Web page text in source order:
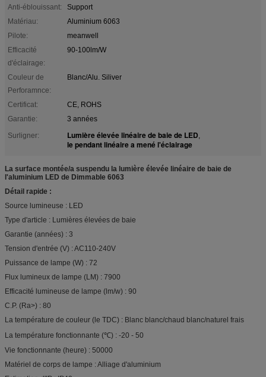
Anti-éblouissant:
Support
Matériau:
Aluminium 6063
Pilote:
meanwell
Efficacité
d'éclairage:
90-100lm/W
Couleur de
Perforamnce:
Blanc/Alu. Siliver
Certificat:
CE, ROHS
Garantie:
3 années
Surligner:
Lumière élevée linéaire de baie de LED,
le pendant linéaire a mené l'éclairage
La surface montée/a suspendu la lumière élevée linéaire de baie de
l'aluminium LED de Dimmable 6063
Détail rapide :
Source lumineuse : LED
Type d'article : Lumières élevées de baie
Garantie (années) : 3
Tension d'entrée (V) : AC110-240V
Puissance de lampe (W) : 72
Flux lumineux de lampe (LM) : 7900
Efficacité lumineuse de lampe (lm/w) : 90
C.P. (Ra>) : 80
La température de couleur (le TDC) : Blanc blanc/chaud blanc/naturel frais
La température fonctionnante (℃) : -20 - 50
Vie fonctionnante (heure) : 50000
Matériel de corps de lampe : Alliage d'aluminium